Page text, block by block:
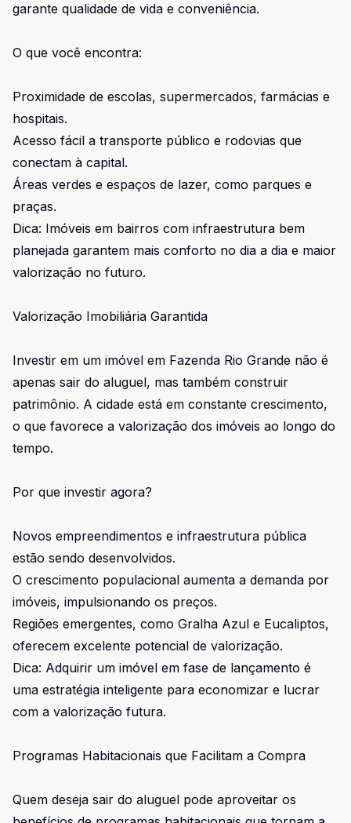
garante qualidade de vida e conveniência.
O que você encontra:
Proximidade de escolas, supermercados, farmácias e
hospitais.
Acesso fácil a transporte público e rodovias que
conectam à capital.
Áreas verdes e espaços de lazer, como parques e
praças.
Dica: Imóveis em bairros com infraestrutura bem
planejada garantem mais conforto no dia a dia e maior
valorização no futuro.
Valorização Imobiliária Garantida
Investir em um imóvel em Fazenda Rio Grande não é
apenas sair do aluguel, mas também construir
patrimônio. A cidade está em constante crescimento,
o que favorece a valorização dos imóveis ao longo do
tempo.
Por que investir agora?
Novos empreendimentos e infraestrutura pública
estão sendo desenvolvidos.
O crescimento populacional aumenta a demanda por
imóveis, impulsionando os preços.
Regiões emergentes, como Gralha Azul e Eucaliptos,
oferecem excelente potencial de valorização.
Dica: Adquirir um imóvel em fase de lançamento é
uma estratégia inteligente para economizar e lucrar
com a valorização futura.
Programas Habitacionais que Facilitam a Compra
Quem deseja sair do aluguel pode aproveitar os